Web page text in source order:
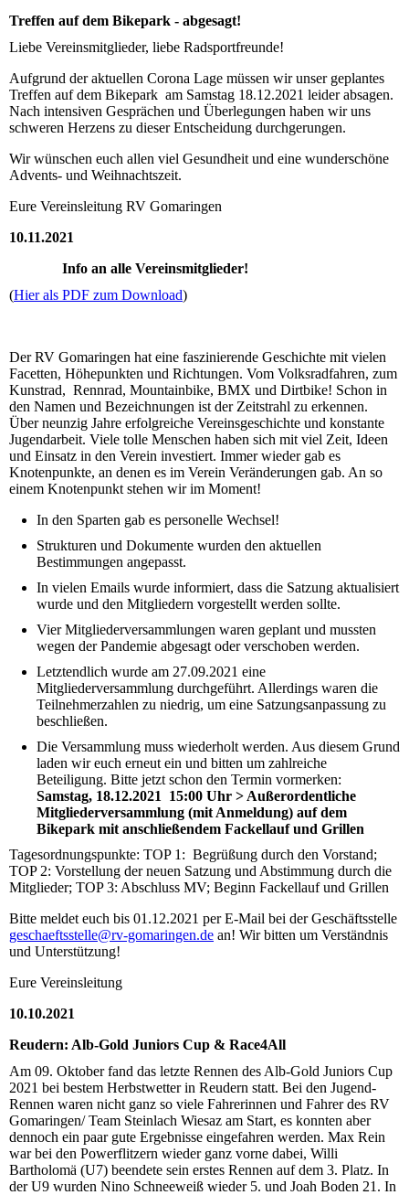
Treffen auf dem Bikepark - abgesagt!
Liebe Vereinsmitglieder, liebe Radsportfreunde!
Aufgrund der aktuellen Corona Lage müssen wir unser geplantes
Treffen auf dem Bikepark am Samstag 18.12.2021 leider absagen.
Nach intensiven Gesprächen und Überlegungen haben wir uns
schweren Herzens zu dieser Entscheidung durchgerungen.
Wir wünschen euch allen viel Gesundheit und eine wunderschöne
Advents- und Weihnachtszeit.
Eure Vereinsleitung RV Gomaringen
10.11.2021
Info an alle Vereinsmitglieder!
(Hier als PDF zum Download)
Der RV Gomaringen hat eine faszinierende Geschichte mit vielen
Facetten, Höhepunkten und Richtungen. Vom Volksradfahren, zum
Kunstrad, Rennrad, Mountainbike, BMX und Dirtbike! Schon in
den Namen und Bezeichnungen ist der Zeitstrahl zu erkennen.
Über neunzig Jahre erfolgreiche Vereinsgeschichte und konstante
Jugendarbeit. Viele tolle Menschen haben sich mit viel Zeit, Ideen
und Einsatz in den Verein investiert. Immer wieder gab es
Knotenpunkte, an denen es im Verein Veränderungen gab. An so
einem Knotenpunkt stehen wir im Moment!
In den Sparten gab es personelle Wechsel!
Strukturen und Dokumente wurden den aktuellen
Bestimmungen angepasst.
In vielen Emails wurde informiert, dass die Satzung aktualisiert
wurde und den Mitgliedern vorgestellt werden sollte.
Vier Mitgliederversammlungen waren geplant und mussten
wegen der Pandemie abgesagt oder verschoben werden.
Letztendlich wurde am 27.09.2021 eine
Mitgliederversammlung durchgeführt. Allerdings waren die
Teilnehmerzahlen zu niedrig, um eine Satzungsanpassung zu
beschließen.
Die Versammlung muss wiederholt werden. Aus diesem Grund
laden wir euch erneut ein und bitten um zahlreiche
Beteiligung. Bitte jetzt schon den Termin vormerken:
Samstag, 18.12.2021 15:00 Uhr > Außerordentliche
Mitgliederversammlung (mit Anmeldung) auf dem
Bikepark mit anschließendem Fackellauf und Grillen
Tagesordnungspunkte: TOP 1: Begrüßung durch den Vorstand;
TOP 2: Vorstellung der neuen Satzung und Abstimmung durch die
Mitglieder; TOP 3: Abschluss MV; Beginn Fackellauf und Grillen
Bitte meldet euch bis 01.12.2021 per E-Mail bei der Geschäftsstelle
geschaeftsstelle@rv-gomaringen.de an! Wir bitten um Verständnis
und Unterstützung!
Eure Vereinsleitung
10.10.2021
Reudern: Alb-Gold Juniors Cup & Race4All
Am 09. Oktober fand das letzte Rennen des Alb-Gold Juniors Cup
2021 bei bestem Herbstwetter in Reudern statt. Bei den Jugend-
Rennen waren nicht ganz so viele Fahrerinnen und Fahrer des RV
Gomaringen/ Team Steinlach Wiesaz am Start, es konnten aber
dennoch ein paar gute Ergebnisse eingefahren werden. Max Rein
war bei den Powerflitzern wieder ganz vorne dabei, Willi
Bartholomä (U7) beendete sein erstes Rennen auf dem 3. Platz. In
der U9 wurden Nino Schneeweiß wieder 5. und Joah Boden 21. In